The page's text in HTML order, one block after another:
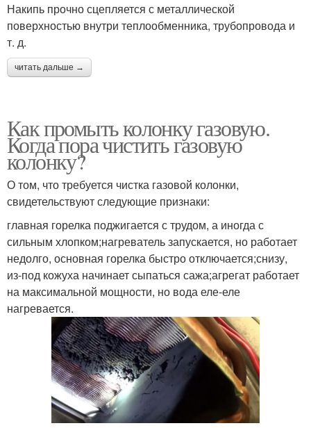
Накипь прочно сцепляется с металлической
поверхностью внутри теплообменника, трубопровода и
т. д.
читать дальше →
Как промыть колонку газовую.
Когда пора чистить газовую
колонку?
О том, что требуется чистка газовой колонки,
свидетельствуют следующие признаки:
главная горелка поджигается с трудом, а иногда с
сильным хлопком;нагреватель запускается, но работает
недолго, основная горелка быстро отключается;снизу,
из-под кожуха начинает сыпаться сажа;агрегат работает
на максимальной мощности, но вода еле-еле
нагревается.